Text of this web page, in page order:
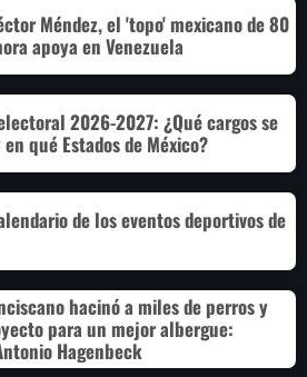
Méndez, el 'topo' mexicano de 80
apoya en Venezuela
2026-2027: ¿Qué cargos se
qué Estados de México?
de los eventos deportivos de
hacinó a miles de perros y
para un mejor albergue:
Hagenbeck